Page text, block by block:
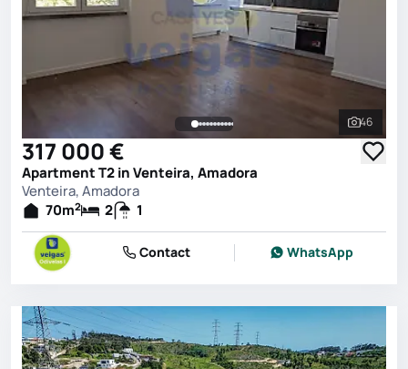
See all
46
317 000 €
Apartment T2 in Venteira, Amadora
Venteira, Amadora
70m2 2 1
Contact WhatsApp